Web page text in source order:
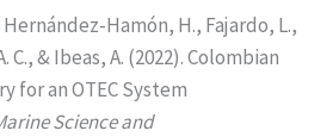
Hamón, H., Fajardo, L.,
C., & Ibeas, A. (2022). Colombian
for an OTEC System
Science and